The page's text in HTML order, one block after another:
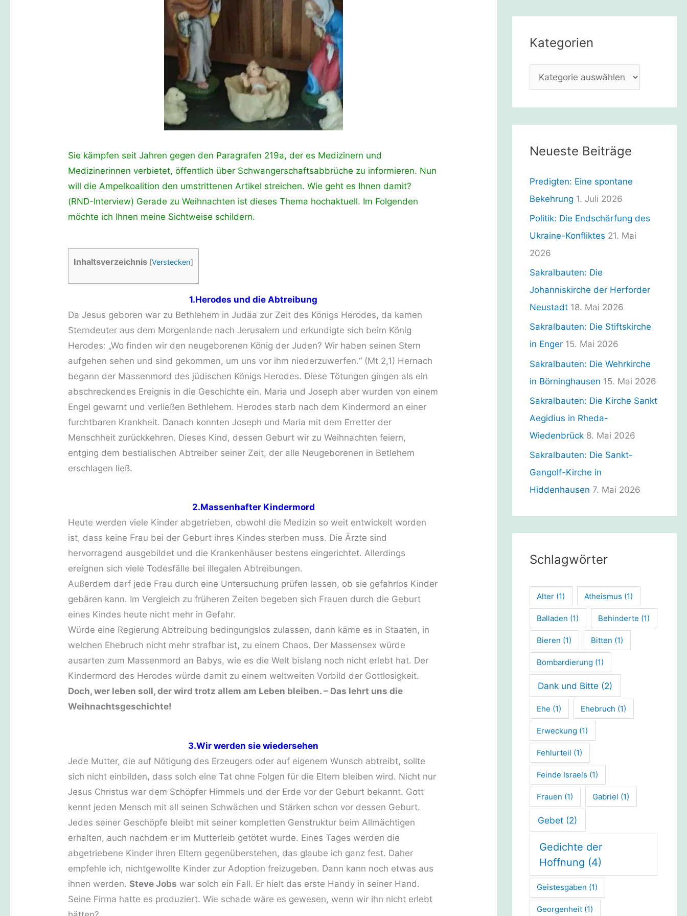
Sie kämpfen seit Jahren gegen den Paragrafen 219a, der es Medizinern und
Medizinerinnen verbietet, öffentlich über Schwangerschaftsabbrüche zu informieren. Nun
will die Ampelkoalition den umstrittenen Artikel streichen. Wie geht es Ihnen damit?
(RND-Interview) Gerade zu Weihnachten ist dieses Thema hochaktuell. Im Folgenden
möchte ich Ihnen meine Sichtweise schildern.
Inhaltsverzeichnis [Verstecken]
1.Herodes und die Abtreibung
Da Jesus geboren war zu Bethlehem in Judäa zur Zeit des Königs Herodes, da kamen
Sterndeuter aus dem Morgenlande nach Jerusalem und erkundigte sich beim König
Herodes: „Wo finden wir den neugeborenen König der Juden? Wir haben seinen Stern
aufgehen sehen und sind gekommen, um uns vor ihm niederzuwerfen.“ (Mt 2,1) Hernach
begann der Massenmord des jüdischen Königs Herodes. Diese Tötungen gingen als ein
abschreckendes Ereignis in die Geschichte ein. Maria und Joseph aber wurden von einem
Engel gewarnt und verließen Bethlehem. Herodes starb nach dem Kindermord an einer
furchtbaren Krankheit. Danach konnten Joseph und Maria mit dem Erretter der
Menschheit zurückkehren. Dieses Kind, dessen Geburt wir zu Weihnachten feiern,
entging dem bestialischen Abtreiber seiner Zeit, der alle Neugeborenen in Betlehem
erschlagen ließ.
2.Massenhafter Kindermord
Heute werden viele Kinder abgetrieben, obwohl die Medizin so weit entwickelt worden
ist, dass keine Frau bei der Geburt ihres Kindes sterben muss. Die Ärzte sind
hervorragend ausgebildet und die Krankenhäuser bestens eingerichtet. Allerdings
ereignen sich viele Todesfälle bei illegalen Abtreibungen.
Außerdem darf jede Frau durch eine Untersuchung prüfen lassen, ob sie gefahrlos Kinder
gebären kann. Im Vergleich zu früheren Zeiten begeben sich Frauen durch die Geburt
eines Kindes heute nicht mehr in Gefahr.
Würde eine Regierung Abtreibung bedingungslos zulassen, dann käme es in Staaten, in
welchen Ehebruch nicht mehr strafbar ist, zu einem Chaos. Der Massensex würde
ausarten zum Massenmord an Babys, wie es die Welt bislang noch nicht erlebt hat. Der
Kindermord des Herodes würde damit zu einem weltweiten Vorbild der Gottlosigkeit.
Doch, wer leben soll, der wird trotz allem am Leben bleiben. – Das lehrt uns die
Weihnachtsgeschichte!
3.Wir werden sie wiedersehen
Jede Mutter, die auf Nötigung des Erzeugers oder auf eigenem Wunsch abtreibt, sollte
sich nicht einbilden, dass solch eine Tat ohne Folgen für die Eltern bleiben wird. Nicht nur
Jesus Christus war dem Schöpfer Himmels und der Erde vor der Geburt bekannt. Gott
kennt jeden Mensch mit all seinen Schwächen und Stärken schon vor dessen Geburt.
Jedes seiner Geschöpfe bleibt mit seiner kompletten Genstruktur beim Allmächtigen
erhalten, auch nachdem er im Mutterleib getötet wurde. Eines Tages werden die
abgetriebene Kinder ihren Eltern gegenüberstehen, das glaube ich ganz fest. Daher
empfehle ich, nichtgewollte Kinder zur Adoption freizugeben. Dann kann noch etwas aus
ihnen werden.Steve Jobs war solch ein Fall. Er hielt das erste Handy in seiner Hand.
Seine Firma hatte es produziert. Wie schade wäre es gewesen, wenn wir ihn nicht erlebt
n
n
Kategorien
a
t
e
r
i
Neueste Beiträge
Predigten: Eine spontane
Bekehrung 1. Juli 2026
Politik: Die Endschärfung des
Ukraine-Konfliktes 21. Mai
2026
Sakralbauten: Die
Johanniskirche der Herforder
Neustadt 18. Mai 2026
Sakralbauten: Die Stiftskirche
in Enger 15. Mai 2026
Sakralbauten: Die Wehrkirche
in Börninghausen 15. Mai 2026
Sakralbauten: Die Kirche Sankt
Aegidius in Rheda-
Wiedenbrück 8. Mai 2026
Sakralbauten: Die Sankt-
Gangolf-Kirche in
Hiddenhausen 7. Mai 2026
Schlagwörter
Alter (1) Atheismus (1)
Balladen (1) Behinderte (1)
Bieren (1) Bitten (1)
Bombardierung (1)
Dank und Bitte (2)
Ehe (1) Ehebruch (1)
Erweckung (1)
Fehlurteil (1)
Feinde Israels (1)
Frauen (1) Gabriel (1)
Gebet (2)
Gedichte der
Hoffnung (4)
Geistesgaben (1)
Georgenheit (1)